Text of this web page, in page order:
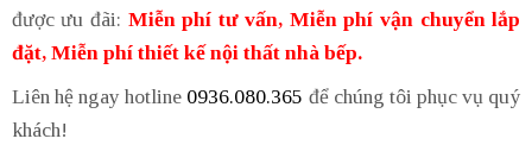
được ưu đãi: Miễn phí tư vấn, Miễn phí vận chuyển lắp
đặt, Miễn phí thiết kế nội thất nhà bếp.
Liên hệ ngay hotline 0936.080.365 để chúng tôi phục vụ quý
khách!